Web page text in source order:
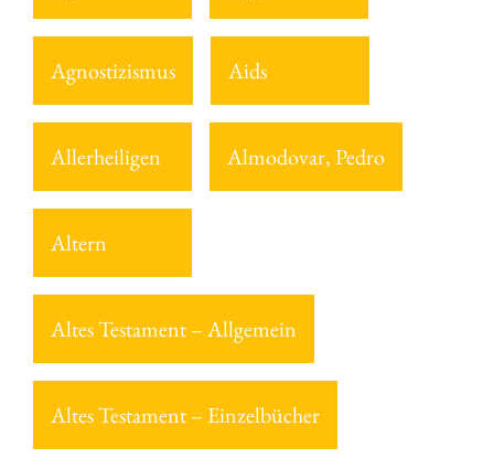
Agnostizismus Aids
Allerheiligen Almodovar, Pedro
Altern
Altes Testament – Allgemein
Altes Testament – Einzelbücher